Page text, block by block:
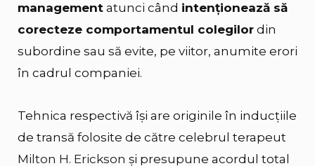
management atunci când intenționează să
corecteze comportamentul colegilor din
subordine sau să evite, pe viitor, anumite erori
în cadrul companiei.
Tehnica respectivă își are originile în inducțiile
de transă folosite de către celebrul terapeut
Milton H. Erickson și presupune acordul total